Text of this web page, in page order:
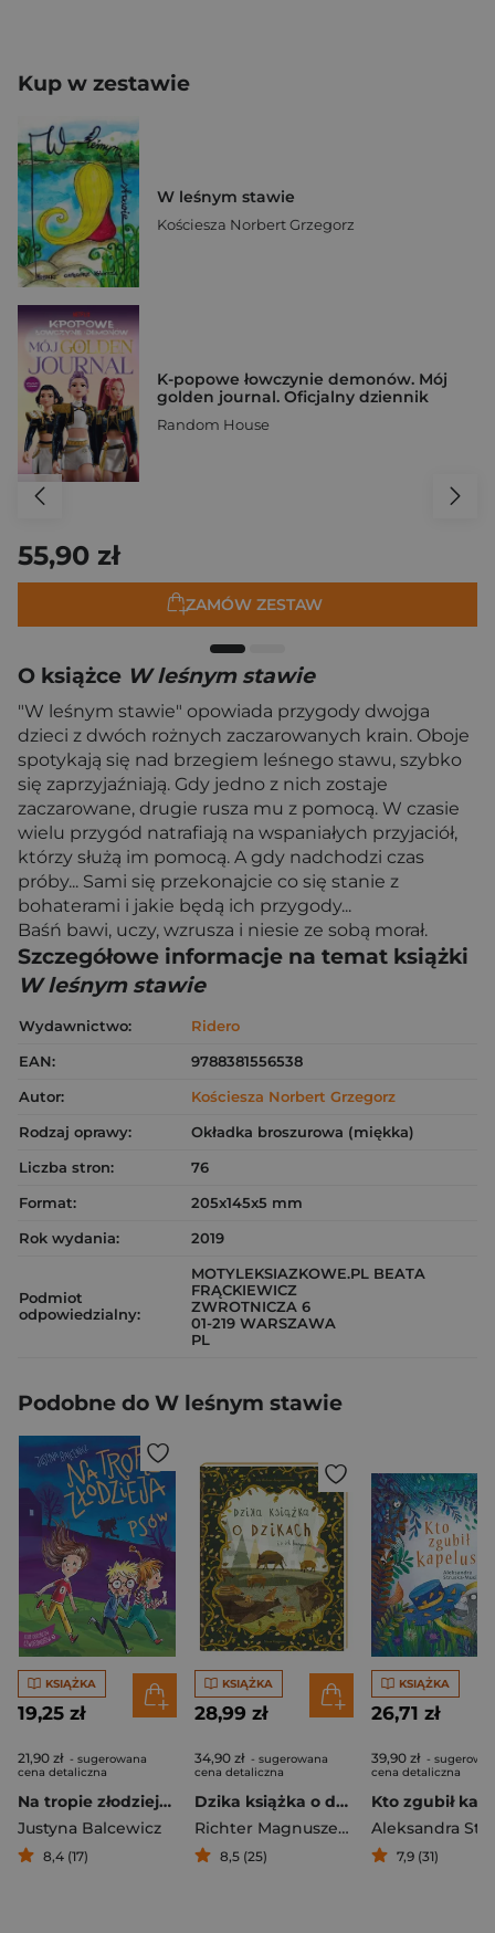
Kup w zestawie
W leśnym stawie
Kościesza Norbert Grzegorz
K-popowe łowczynie demonów. Mój
golden journal. Oficjalny dziennik
Random House
55,90 zł
ZAMÓW ZESTAW
O książce W leśnym stawie
"W leśnym stawie" opowiada przygody dwojga
dzieci z dwóch rożnych zaczarowanych krain. Oboje
spotykają się nad brzegiem leśnego stawu, szybko
się zaprzyjaźniają. Gdy jedno z nich zostaje
zaczarowane, drugie rusza mu z pomocą. W czasie
wielu przygód natrafiają na wspaniałych przyjaciół,
którzy służą im pomocą. A gdy nadchodzi czas
próby... Sami się przekonajcie co się stanie z
bohaterami i jakie będą ich przygody...
Baśń bawi, uczy, wzrusza i niesie ze sobą morał.
Szczegółowe informacje na temat książki
W leśnym stawie
Wydawnictwo:
Ridero
EAN:
9788381556538
Autor:
Kościesza Norbert Grzegorz
Rodzaj oprawy:
Okładka broszurowa (miękka)
Liczba stron:
76
Format:
205x145x5 mm
Rok wydania:
2019
Podmiot
odpowiedzialny:
MOTYLEKSIAZKOWE.PL BEATA
FRĄCKIEWICZ
ZWROTNICZA 6
01-219 WARSZAWA
PL
Podobne do W leśnym stawie
KSIĄŻKA
19,25 zł
21,90 zł - sugerowana
cena detaliczna
Na tropie złodzieja psów
Justyna Balcewicz
8,4 (17)
KSIĄŻKA
28,99 zł
34,90 zł - sugerowana
cena detaliczna
Dzika książka o dzikach i o ich kuzynach
Richter Magnuszewska Jola
8,5 (25)
KSIĄŻKA
26,71 zł
39,90 zł -
cena detaliczna
7,9 (31)